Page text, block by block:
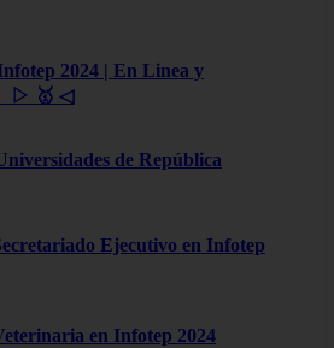
▷ 🥇 ◁
de República
Ejecutivo en Infotep
en Infotep 2024